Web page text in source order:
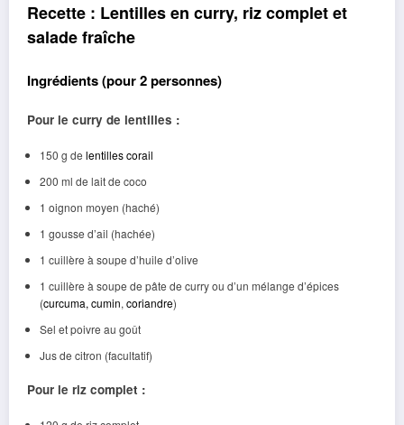
Recette : Lentilles en curry, riz complet et
salade fraîche
Ingrédients (pour 2 personnes)
Pour le curry de lentilles :
150 g de lentilles corail
200 ml de lait de coco
1 oignon moyen (haché)
1 gousse d’ail (hachée)
1 cuillère à soupe d’huile d’olive
1 cuillère à soupe de pâte de curry ou d’un mélange d’épices
(curcuma, cumin, coriandre)
Sel et poivre au goût
Jus de citron (facultatif)
Pour le riz complet :